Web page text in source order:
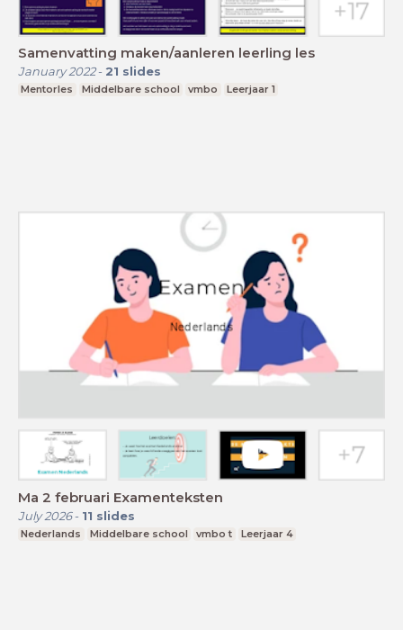
Samenvatting maken/aanleren leerling les
January 2022- 21 slides
Mentorles Middelbare school vmbo Leerjaar 1
Ma 2 februari Examenteksten
July 2026- 11 slides
Nederlands Middelbare school vmbo t Leerjaar 4